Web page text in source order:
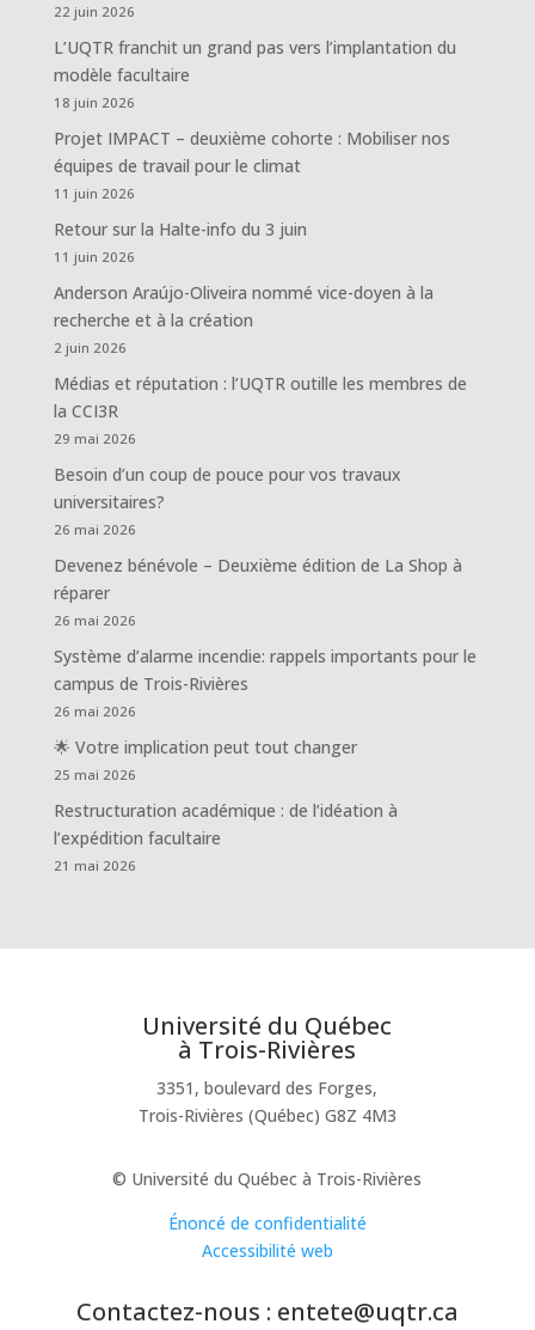
22 juin 2026
L’UQTR franchit un grand pas vers l’implantation du
modèle facultaire
18 juin 2026
Projet IMPACT – deuxième cohorte : Mobiliser nos
équipes de travail pour le climat
11 juin 2026
Retour sur la Halte-info du 3 juin
11 juin 2026
Anderson Araújo-Oliveira nommé vice-doyen à la
recherche et à la création
2 juin 2026
Médias et réputation : l’UQTR outille les membres de
la CCI3R
29 mai 2026
Besoin d’un coup de pouce pour vos travaux
universitaires?
26 mai 2026
Devenez bénévole – Deuxième édition de La Shop à
réparer
26 mai 2026
Système d’alarme incendie: rappels importants pour le
campus de Trois-Rivières
26 mai 2026
🌟 Votre implication peut tout changer
25 mai 2026
Restructuration académique : de l’idéation à
l’expédition facultaire
21 mai 2026
Université du Québec
à Trois-Rivières
3351, boulevard des Forges,
Trois-Rivières (Québec) G8Z 4M3
© Université du Québec à Trois-Rivières
Énoncé de confidentialité
Accessibilité web
Contactez-nous : entete@uqtr.ca